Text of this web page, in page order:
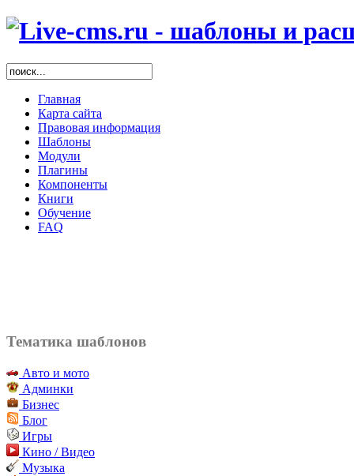
Главная
Карта сайта
Правовая информация
Шаблоны
Модули
Плагины
Компоненты
Книги
Обучение
FAQ
Тематика шаблонов
Авто и мото
Админки
Бизнес
Блог
Игры
Кино / Видео
Музыка